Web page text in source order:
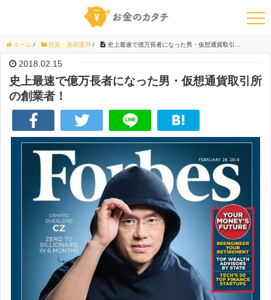
ホーム / 投資・資産運用 / 史上最速で億万長者になった男・仮想通貨取引所の創業者！
2018.02.15
史上最速で億万長者になった男・仮想通貨取引所
の創業者！